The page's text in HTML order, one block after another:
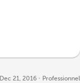
Dec 21, 2016 Professionnel